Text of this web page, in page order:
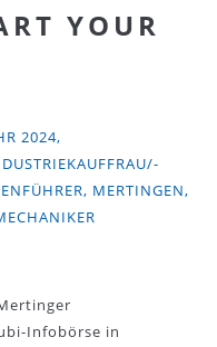
YOUR
2024,
, MERTINGEN,
Infobörse in